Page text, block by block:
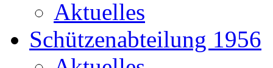
Aktuelles
Schützenabteilung 1956